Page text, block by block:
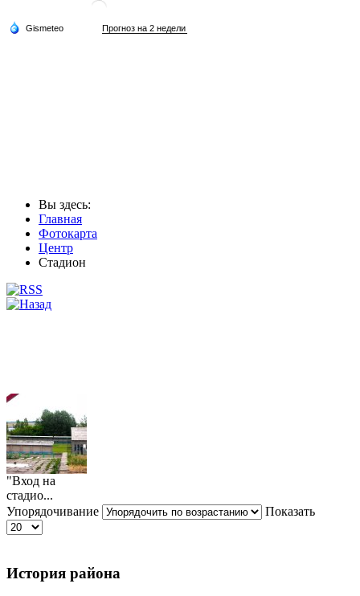
Вы здесь:
Главная
Фотокарта
Центр
Стадион
"Вход на
стадио...
Упорядочивание
Показать
История района